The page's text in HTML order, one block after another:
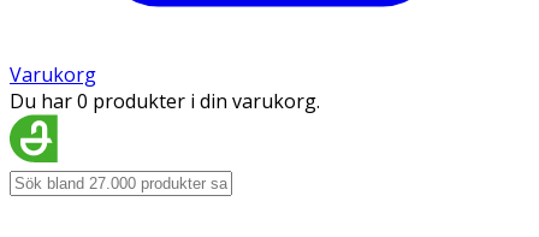
Varukorg
Du har 0 produkter i din varukorg.